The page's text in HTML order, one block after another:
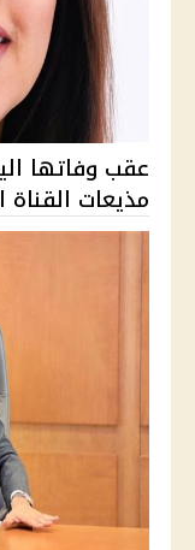
عقب وفاتها
مذيعات القناة